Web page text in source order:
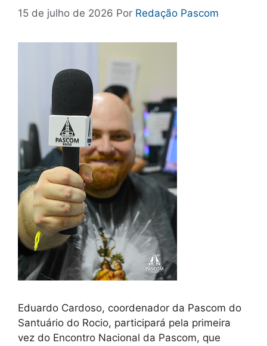
15 de julho de 2026 Por Redação Pascom
Eduardo Cardoso, coordenador da Pascom do
Santuário do Rocio, participará pela primeira
vez do Encontro Nacional da Pascom, que